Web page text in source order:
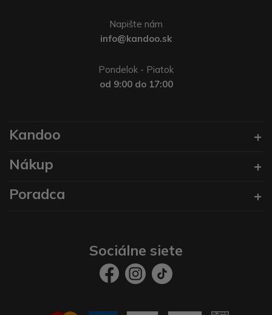
Napište nám
info@kandoo.sk
Pondelok - Piatok
od 9:00 do 17:00
Kandoo
Nákup
Poradca
Sociálne siete